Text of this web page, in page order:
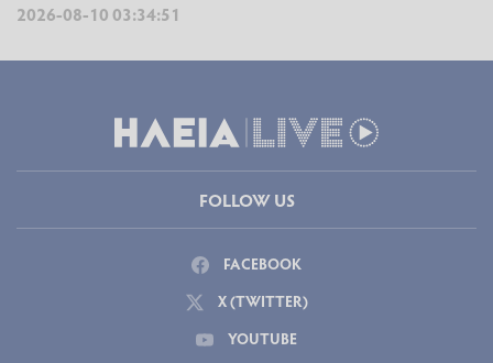
2026-08-10 03:34:51
FOLLOW US
FACEBOOK
X (TWITTER)
YOUTUBE